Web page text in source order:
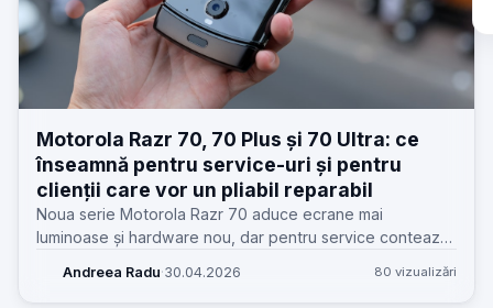
Motorola Razr 70, 70 Plus și 70 Ultra: ce
înseamnă pentru service-uri și pentru
clienții care vor un pliabil reparabil
Noua serie Motorola Razr 70 aduce ecrane mai
luminoase și hardware nou, dar pentru service contează
real după garanție.
Andreea Radu·30.04.2026 80 vizualizări